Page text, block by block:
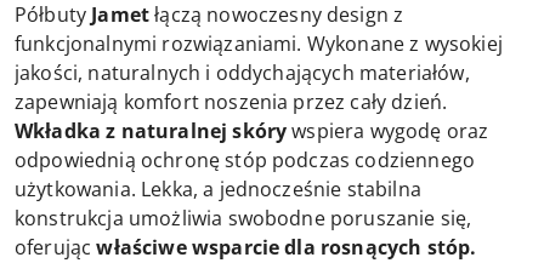
Półbuty Jametłączą nowoczesny design z
funkcjonalnymi rozwiązaniami. Wykonane z wysokiej
jakości, naturalnych i oddychających materiałów,
zapewniają komfort noszenia przez cały dzień.
Wkładka z naturalnej skórywspiera wygodę oraz
odpowiednią ochronę stóp podczas codziennego
użytkowania. Lekka, a jednocześnie stabilna
konstrukcja umożliwia swobodne poruszanie się,
oferującwłaściwe wsparcie dla rosnących stóp.